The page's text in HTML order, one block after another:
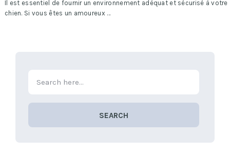
Il est essentiel de fournir un environnement adéquat et sécurisé à votre
chien. Si vous êtes un amoureux …
SEARCH